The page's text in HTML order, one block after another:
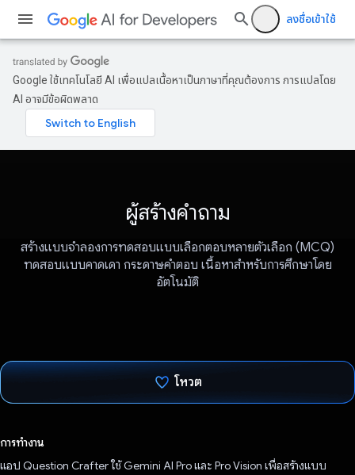
ลงชื่อเข้าใช้
Google ใช้เทคโนโลยี AI เพื่อแปลเนื้อหาเป็นภาษาที่คุณต้องการ การแปลโดย
AI อาจมีข้อผิดพลาด
ผู้สร้างคำถาม
สร้างแบบจำลองการทดสอบแบบเลือกตอบหลายตัวเลือก (MCQ)
ทดสอบแบบคาดเดา กระดาษคำตอบ เนื้อหาสำหรับการศึกษาโดย
อัตโนมัติ
โหวต
การทำงาน
แอป Question Crafter ใช้ Gemini AI Pro และ Pro Vision เพื่อสร้างแบบ